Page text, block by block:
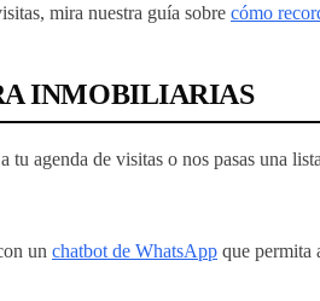
mira nuestra guía sobre cómo
INMOBILIARIAS
tu agenda de visitas o nos pasas una
un chatbot de WhatsApp que permita